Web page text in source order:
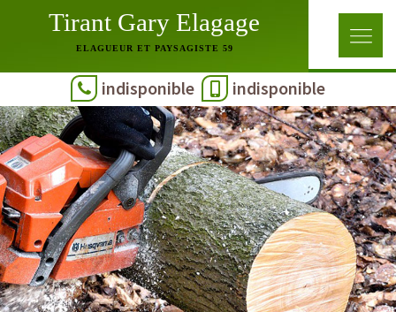
Tirant Gary Elagage
ELAGUEUR ET PAYSAGISTE 59
indisponible indisponible